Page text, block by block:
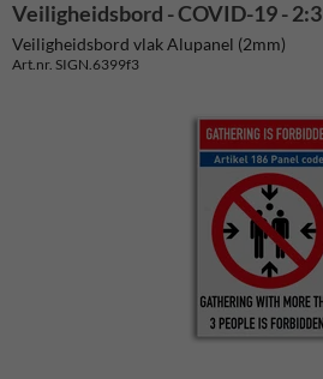
Veiligheidsbord - COVID-19 - 2:3
Veiligheidsbord vlak Alupanel (2mm)
Art.nr. SIGN.6399f3